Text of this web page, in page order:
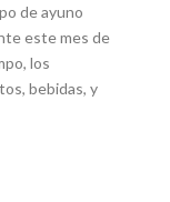
de ayuno
este mes de
los
bebidas, y